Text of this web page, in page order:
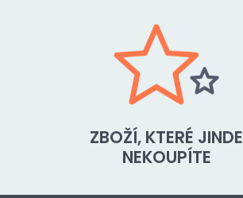
ZBOŽÍ, KTERÉ JINDE
NEKOUPÍTE